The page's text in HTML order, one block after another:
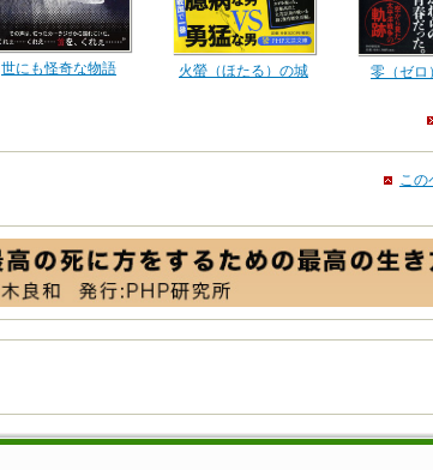
世にも怪奇な物語 火螢（ほたる）の城 零（ゼロ
こ